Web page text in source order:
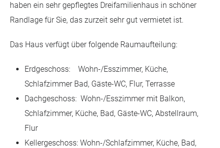
haben ein sehr gepflegtes Dreifamilienhaus in schöner
Randlage für Sie, das zurzeit sehr gut vermietet ist.
Das Haus verfügt über folgende Raumaufteilung:
Erdgeschoss: Wohn-/Esszimmer, Küche,
Schlafzimmer Bad, Gäste-WC, Flur, Terrasse
Dachgeschoss: Wohn-/Esszimmer mit Balkon,
Schlafzimmer, Küche, Bad, Gäste-WC, Abstellraum,
Flur
Kellergeschoss: Wohn-/Schlafzimmer, Küche, Bad,